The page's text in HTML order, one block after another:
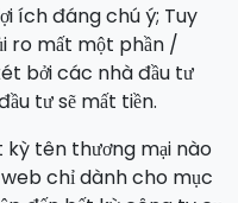
ích đáng chú ý; Tuy
ro mất một phần /
bởi các nhà đầu tư
tư sẽ mất tiền.
kỳ tên thương mại nào
chỉ dành cho mục